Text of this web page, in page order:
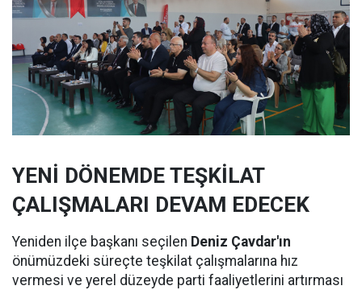
YENİ DÖNEMDE TEŞKİLAT
ÇALIŞMALARI DEVAM EDECEK
Yeniden ilçe başkanı seçilen Deniz Çavdar'ın
önümüzdeki süreçte teşkilat çalışmalarına hız
vermesi ve yerel düzeyde parti faaliyetlerini artırması